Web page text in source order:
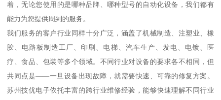
着，无论您使用的是哪种品牌、哪种型号的自动化设备，我们都有
能力为您提供周到的服务。
我们服务的客户行业同样十分广泛，涵盖了机械制造、注塑业、橡
胶、电路板制造工厂、印刷、电梯、汽车生产、发电、电镀、医
疗、食品、包装等多个领域。不同行业对设备的要求各不相同，但
共同点是——一旦设备出现故障，就需要快速、可靠的修复方案。
苏州技优电子依托丰富的跨行业维修经验，能够快速理解不同行业